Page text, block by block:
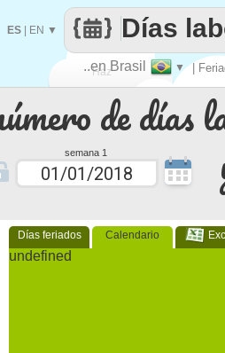
de días
semana 1
Días feriados Calendario
undefined
Haz
que
..en Brasil ▼ |
Días
ES EN ▼